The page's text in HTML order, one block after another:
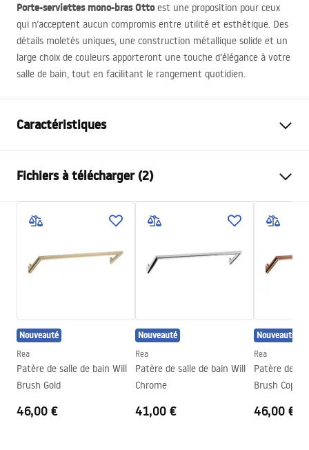
Porte-serviettes mono-bras Ottoest une proposition pour ceux
qui n’acceptent aucun compromis entre utilité et esthétique. Des
détails moletés uniques, une construction métallique solide et un
large choix de couleurs apporteront une touche d’élégance à votre
salle de bain, tout en facilitant le rangement quotidien.
Caractéristiques
Matériel
Méthode de montage
À visser
Largeur
265
Profondeur
Fichiers à télécharger (2)
Conditions de garantie
Nouveauté
Rea
Patère de salle de bain Will
Brush Gold
46,00 €
Nouveauté
Rea
Patère de salle de bain Will
Chrome
41,00 €
Nouveauté
Rea
Patère de
Brush Copper
46,00 €